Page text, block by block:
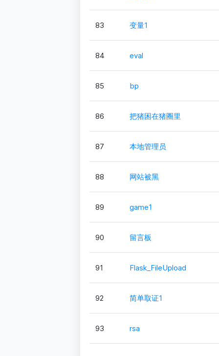
83 变量1
84 eval
85 bp
86 把猪困在猪圈里
87 本地管理员
88 网站被黑
89 game1
90 留言板
91 Flask_FileUpload
92 简单取证1
93 rsa